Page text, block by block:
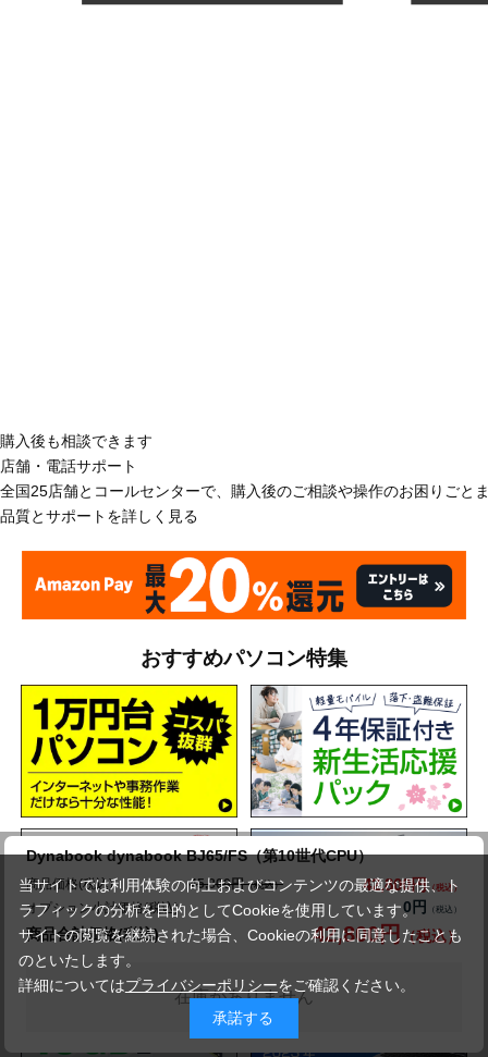
Dynabook dynabook BJ65/FS（第10世代CPU）
商品価格(税込) 42,800円
45,800円
オプション小計価格(税込)
0円
商品合計価格(税込)
42,800円
在庫がありません
購入後も相談できます
店舗・電話サポート
全国25店舗とコールセンターで、購入後のご相談や操作のお困りごと
品質とサポートを詳しく見る
おすすめパソコン特集
当サイトでは利用体験の向上およびコンテンツの最適な提供、ト
ラフィックの分析を目的としてCookieを使用しています。
サイトの閲覧を継続された場合、Cookieの利用に同意したことも
のといたします。
詳細についてはプライバシーポリシーをご確認ください。
承諾する